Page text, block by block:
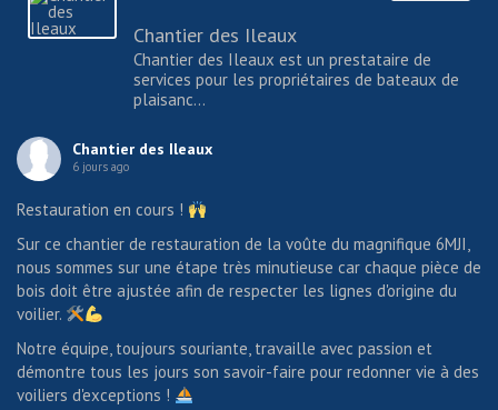
Chantier des Ileaux
Chantier des Ileaux est un prestataire de
services pour les propriétaires de bateaux de
plaisanc...
Chantier des Ileaux
6 jours ago
Restauration en cours !
Sur ce chantier de restauration de la voûte du magnifique 6MJI,
nous sommes sur une étape très minutieuse car chaque pièce de
bois doit être ajustée afin de respecter les lignes d'origine du
voilier.
Notre équipe, toujours souriante, travaille avec passion et
démontre tous les jours son savoir-faire pour redonner vie à des
voiliers d'exceptions !